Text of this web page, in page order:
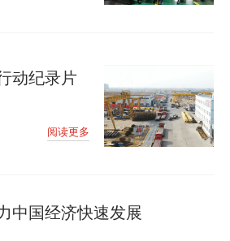
动纪录片
阅读更多
中国经济快速发展